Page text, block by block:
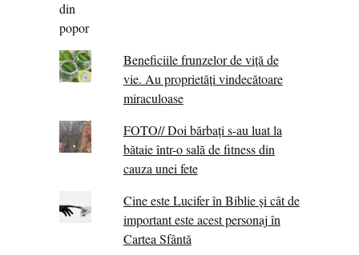
Beneficiile frunzelor de viță de
vie. Au proprietăţi vindecătoare
miraculoase
FOTO// Doi bărbați s-au luat la
bătaie într-o sală de fitness din
cauza unei fete
Cine este Lucifer în Biblie și cât de
important este acest personaj în
Cartea Sfântă